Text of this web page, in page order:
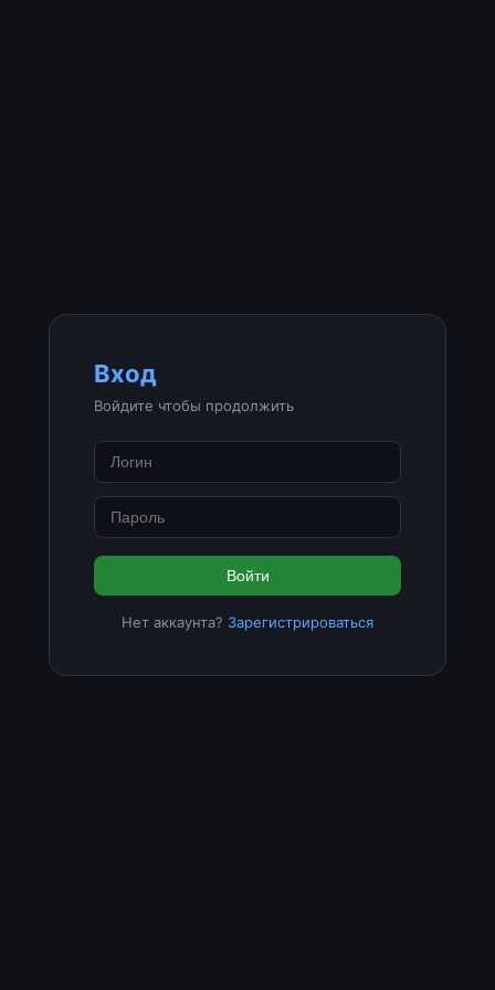
Вход
Войдите чтобы продолжить
Войти
Нет аккаунта? Зарегистрироваться